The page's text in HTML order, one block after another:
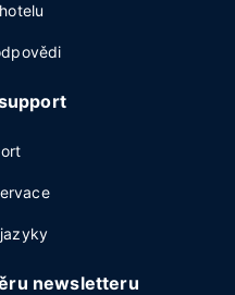
newsletteru